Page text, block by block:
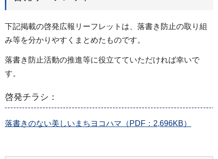
下記掲載の啓発広報リーフレットは、落書き防止の取り組
み等を分かりやすくまとめたものです。
落書き防止活動の推進等に役立てていただければ幸いで
す。
啓発チラシ：
落書きのない美しいまちヨコハマ（PDF：2,696KB）